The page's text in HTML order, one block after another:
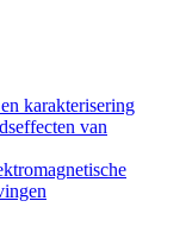
karakterisering
van